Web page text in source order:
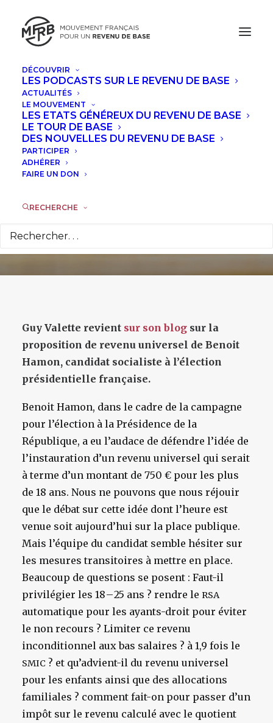
DÉCOUVRIR
LES PODCASTS SUR LE REVENU DE BASE
ACTUALITÉS
LE MOUVEMENT
LES ETATS GÉNÉREUX DU REVENU DE BASE
LE TOUR DE BASE
DES NOUVELLES DU REVENU DE BASE
PARTICIPER
ADHÉRER
FAIRE UN DON
RECHERCHE
Le revenu universel
est universel ! Pour
un scénario de mise
en place qui en
respecte le principe
13 MARS 2017
Guy Valette revient sur son blog sur la
proposition de revenu universel de Benoit
Hamon, candidat socialiste à l’élection
présidentielle française.
Benoit Hamon, dans le cadre de la campagne
pour l’élection à la Présidence de la
République, a eu l’audace de défendre l’idée de
l’instauration d’un revenu universel qui serait
à terme d’un montant de 750 € pour les plus
de 18 ans. Nous ne pouvons que nous réjouir
que le débat sur cette idée dont l’heure est
venue soit aujourd’hui sur la place publique.
Mais l’équipe du candidat semble hésiter sur
les mesures transitoires à mettre en place.
Beaucoup de questions se posent : Faut-il
privilégier les 18 – 25 ans ? rendre le RSA
automatique pour les ayants-droit pour éviter
le non recours ? Limiter ce revenu
inconditionnel aux bas salaires ? à 1,9 fois le
SMIC ? et qu’advient-il du revenu universel
pour les enfants ainsi que des allocations
familiales ? comment fait-on pour passer d’un
impôt sur le revenu calculé avec le quotient